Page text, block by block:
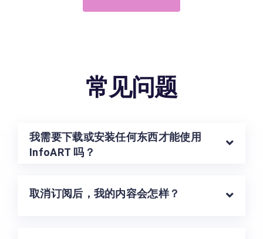
常见问题
我需要下载或安装任何东西才能使用
InfoART 吗？
取消订阅后，我的内容会怎样？